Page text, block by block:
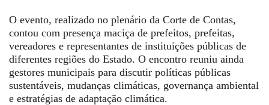
O evento, realizado no plenário da Corte de Contas,
contou com presença maciça de prefeitos, prefeitas,
vereadores e representantes de instituições públicas de
diferentes regiões do Estado. O encontro reuniu ainda
gestores municipais para discutir políticas públicas
sustentáveis, mudanças climáticas, governança ambiental
e estratégias de adaptação climática.